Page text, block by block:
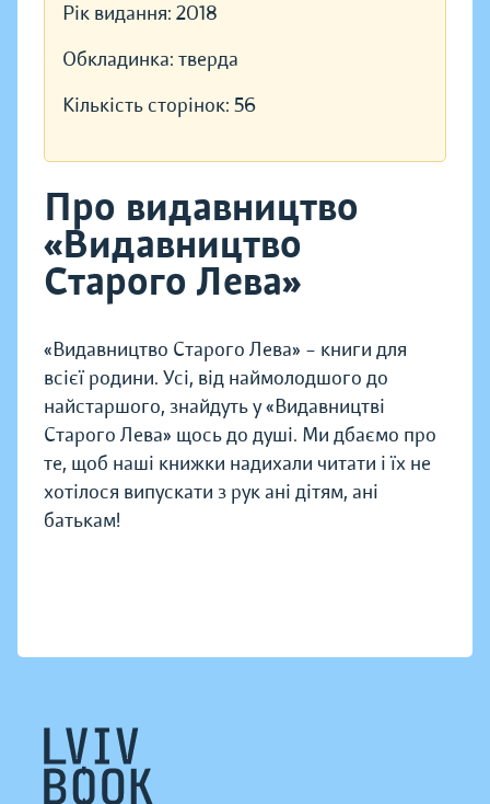
Рік видання: 2018
Обкладинка: тверда
Кількість сторінок: 56
Про видавництво
«Видавництво
Старого Лева»
«Видавництво Старого Лева» – книги для
всієї родини. Усі, від наймолодшого до
найстаршого, знайдуть у «Видавництві
Старого Лева» щось до душі. Ми дбаємо про
те, щоб наші книжки надихали читати і їх не
хотілося випускати з рук ані дітям, ані
батькам!